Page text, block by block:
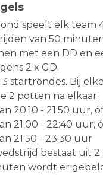
speelt elk team
van 50
met een DD en
2 x GD.
3 startrondes. Bij
2 potten na elkaar:
20:10 - 21:50 uur,
21:00 - 22:40 uur,
21:50 - 23:30 uur
bestaat uit 2
wordt er